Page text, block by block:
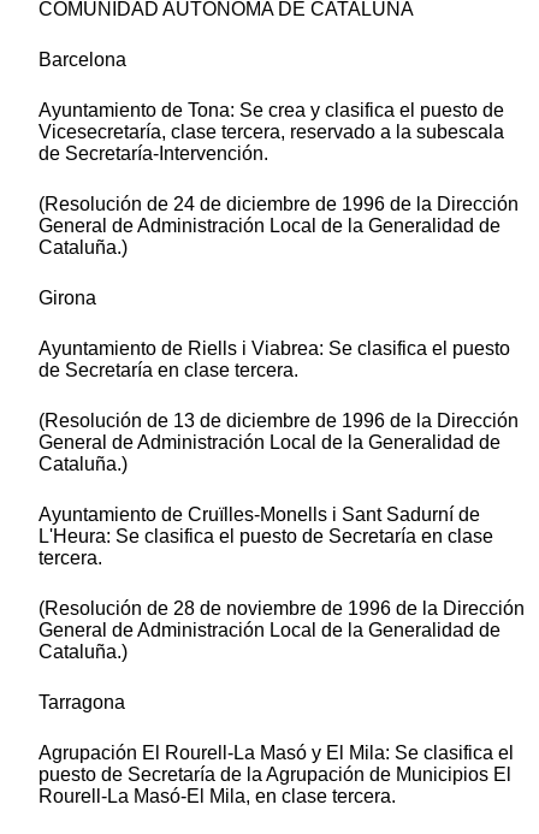
COMUNIDAD AUTÓNOMA DE CATALUÑA
Barcelona
Ayuntamiento de Tona: Se crea y clasifica el puesto de
Vicesecretaría, clase tercera, reservado a la subescala
de Secretaría-Intervención.
(Resolución de 24 de diciembre de 1996 de la Dirección
General de Administración Local de la Generalidad de
Cataluña.)
Girona
Ayuntamiento de Riells i Viabrea: Se clasifica el puesto
de Secretaría en clase tercera.
(Resolución de 13 de diciembre de 1996 de la Dirección
General de Administración Local de la Generalidad de
Cataluña.)
Ayuntamiento de Cruïlles-Monells i Sant Sadurní de
L'Heura: Se clasifica el puesto de Secretaría en clase
tercera.
(Resolución de 28 de noviembre de 1996 de la Dirección
General de Administración Local de la Generalidad de
Cataluña.)
Tarragona
Agrupación El Rourell-La Masó y El Mila: Se clasifica el
puesto de Secretaría de la Agrupación de Municipios El
Rourell-La Masó-El Mila, en clase tercera.